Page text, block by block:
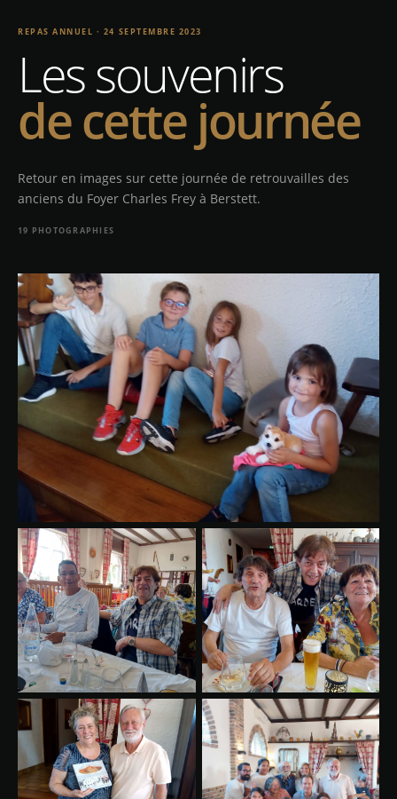
REPAS ANNUEL · 24 SEPTEMBRE 2023
Les souvenirs
de cette journée
Retour en images sur cette journée de retrouvailles des
anciens du Foyer Charles Frey à Berstett.
19 PHOTOGRAPHIES